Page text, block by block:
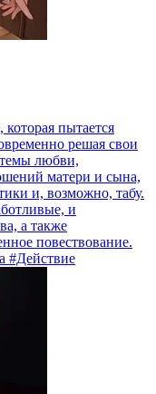
пытается
решая свои
любви,
матери и сына,
и, возможно, табу.
и
а также
повествование.
#Действие